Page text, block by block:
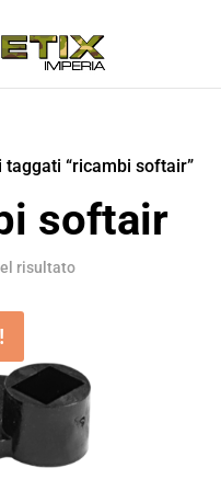
“ricambi softair”
softair
risultato